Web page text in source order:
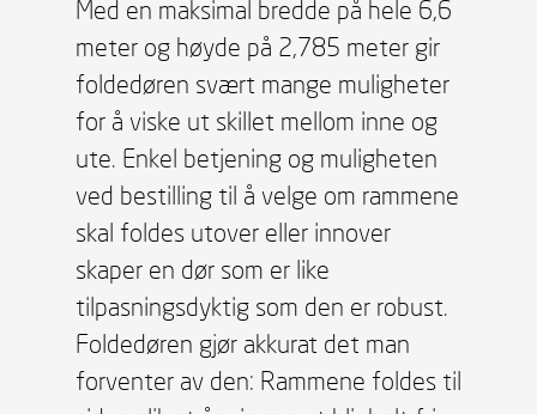
Med en maksimal bredde på hele 6,6
meter og høyde på 2,785 meter gir
foldedøren svært mange muligheter
for å viske ut skillet mellom inne og
ute. Enkel betjening og muligheten
ved bestilling til å velge om rammene
skal foldes utover eller innover
skaper en dør som er like
tilpasningsdyktig som den er robust.
Foldedøren gjør akkurat det man
forventer av den: Rammene foldes til